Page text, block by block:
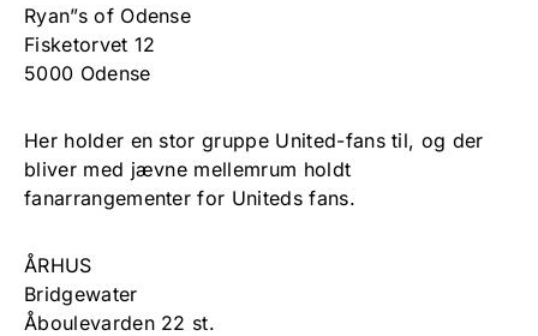
Ryan”s of Odense
Fisketorvet 12
5000 Odense
Her holder en stor gruppe United-fans til, og der
bliver med jævne mellemrum holdt
fanarrangementer for Uniteds fans.
ÅRHUS
Bridgewater
Åboulevarden 22 st.